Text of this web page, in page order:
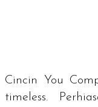
Cincin You
timeless.